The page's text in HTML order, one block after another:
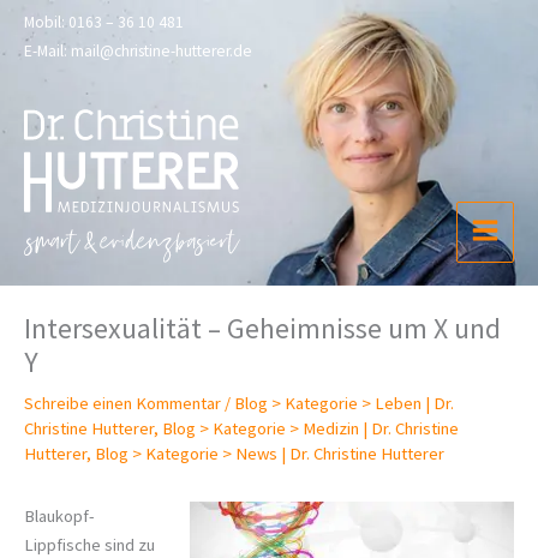
Zum
Inhalt
Mobil: 0163 – 36 10 481
E-Mail: mail@christine-hutterer.de
Intersexualität – Geheimnisse um X und
Y
Schreibe einen Kommentar / Blog > Kategorie > Leben | Dr.
Christine Hutterer, Blog > Kategorie > Medizin | Dr. Christine
Hutterer, Blog > Kategorie > News | Dr. Christine Hutterer
Blaukopf-
Lippfische sind zu